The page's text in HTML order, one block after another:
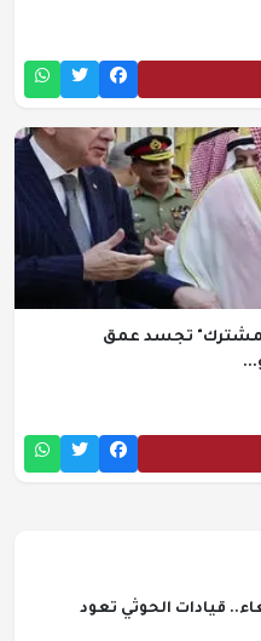
المشترك" تجسد عمق
قيادات الحوثي تعود